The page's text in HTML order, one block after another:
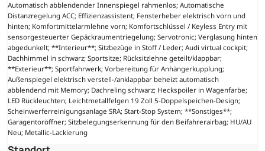
Automatisch abblendender Innenspiegel rahmenlos; Automatische
Distanzregelung ACC; Effizienzassistent; Fensterheber elektrisch vorn und
hinten; Komfortmittelarmlehne vorn; Komfortschlüssel / Keyless Entry mit
sensorgesteuerter Gepäckraumentriegelung; Servotronic; Verglasung hinten
abgedunkelt; **Interieur**; Sitzbezüge in Stoff / Leder; Audi virtual cockpit;
Dachhimmel in schwarz; Sportsitze; Rücksitzlehne geteilt/klappbar;
**Exterieur**; Sportfahrwerk; Vorbereitung für Anhängerkupplung;
Außenspiegel elektrisch verstell-/anklappbar beheizt automatisch
abblendend mit Memory; Dachreling schwarz; Heckspoiler in Wagenfarbe;
LED Rückleuchten; Leichtmetallfelgen 19 Zoll 5-Doppelspeichen-Design;
Scheinwerferreinigungsanlage SRA; Start-Stop System; **Sonstiges**;
Garagentoröffner; Sitzbelegungserkennung für den Beifahrerairbag; HU/AU
Neu; Metallic-Lackierung